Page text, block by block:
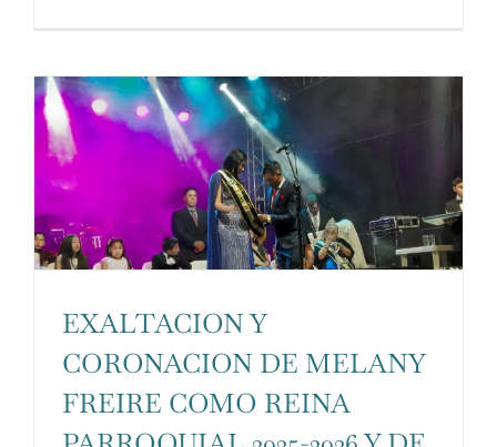
EXALTACION Y
CORONACION DE MELANY
FREIRE COMO REINA